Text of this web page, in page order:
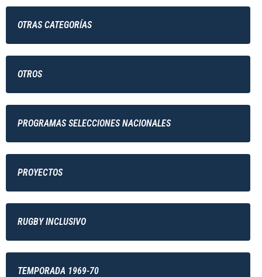
OTRAS CATEGORÍAS
OTROS
PROGRAMAS SELECCIONES NACIONALES
PROYECTOS
RUGBY INCLUSIVO
TEMPORADA 1969-70